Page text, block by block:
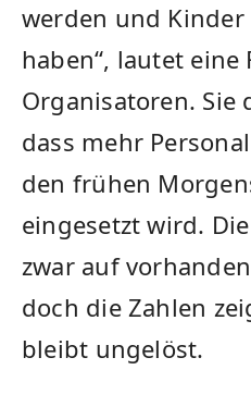
werden und Kinder
haben“, lautet
Organisatoren. Sie
dass mehr
den frühen
eingesetzt wird.
zwar auf
doch die Zahlen
bleibt ungelöst.